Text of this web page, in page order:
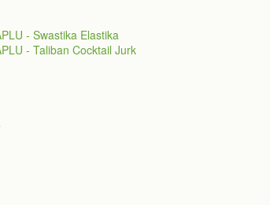
- Swastika Elastika
- Taliban Cocktail Jurk